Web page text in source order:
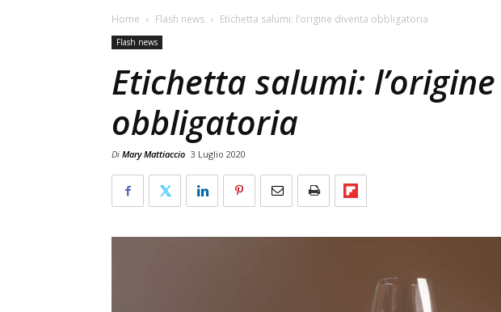
Home Flash news Etichetta salumi: l’origine diventa obbligatoria
Flash news
Etichetta salumi:
obbligatoria
Di Mary Mattiaccio 3 Luglio 2020